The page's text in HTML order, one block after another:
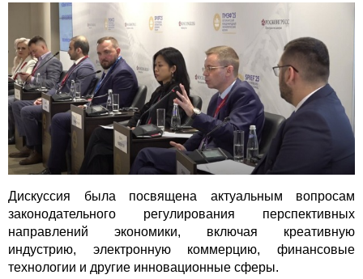
Дискуссия была посвящена актуальным вопросам
законодательного регулирования перспективных
направлений экономики, включая креативную
индустрию, электронную коммерцию, финансовые
технологии и другие инновационные сферы.